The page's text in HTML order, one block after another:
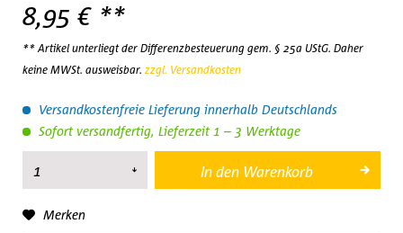
8,95 € **
** Artikel unterliegt der Differenzbesteuerung gem. § 25a UStG. Daher
keine MWSt. ausweisbar. zzgl. Versandkosten
Versandkostenfreie Lieferung innerhalb Deutschlands
Sofort versandfertig, Lieferzeit 1 – 3 Werktage
In den Warenkorb
Merken